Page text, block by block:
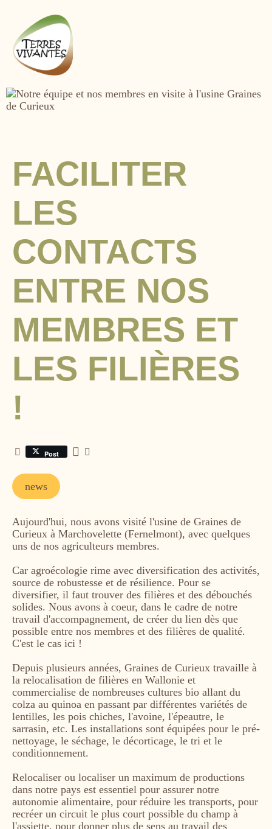
contenu
principal
Image
FACILITER
LES
CONTACTS
ENTRE NOS
MEMBRES ET
LES FILIÈRES
!
Post
Tags
news
Aujourd'hui, nous avons visité l'usine de Graines de
Curieux à Marchovelette (Fernelmont), avec quelques
uns de nos agriculteurs membres.
Car agroécologie rime avec diversification des activités,
source de robustesse et de résilience. Pour se
diversifier, il faut trouver des filières et des débouchés
solides. Nous avons à coeur, dans le cadre de notre
travail d'accompagnement, de créer du lien dès que
possible entre nos membres et des filières de qualité.
C'est le cas ici !
Depuis plusieurs années, Graines de Curieux travaille à
la relocalisation de filières en Wallonie et
commercialise de nombreuses cultures bio allant du
colza au quinoa en passant par différentes variétés de
lentilles, les pois chiches, l'avoine, l'épeautre, le
sarrasin, etc. Les installations sont équipées pour le pré-
nettoyage, le séchage, le décorticage, le tri et le
conditionnement.
Relocaliser ou localiser un maximum de productions
dans notre pays est essentiel pour assurer notre
autonomie alimentaire, pour réduire les transports, pour
recréer un circuit le plus court possible du champ à
l'assiette, pour donner plus de sens au travail des